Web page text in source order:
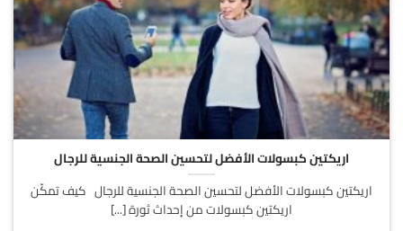
اريكتين كبسولات الأفضل لتحسين الصحة الجنسية للرجال
اريكتين كبسولات الأفضل لتحسين الصحة الجنسية للرجال كيف تمكّن
اريكتين كبسولات من إحداث ثورة [...]